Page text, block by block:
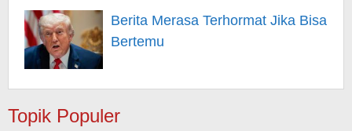
Berita Merasa Terhormat Jika Bisa
Bertemu
Topik Populer